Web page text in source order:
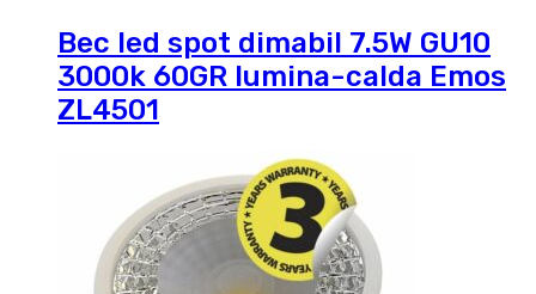
Bec led spot dimabil 7.5W GU10
3000k 60GR lumina-calda Emos
ZL4501